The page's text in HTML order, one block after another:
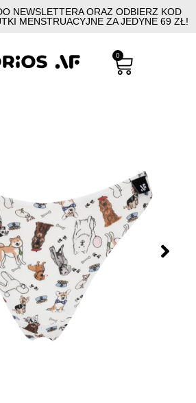
NEWSLETTERA ORAZ ODBIERZ KOD
MENSTRUACYJNE ZA JEDYNE 69 ZŁ!
0